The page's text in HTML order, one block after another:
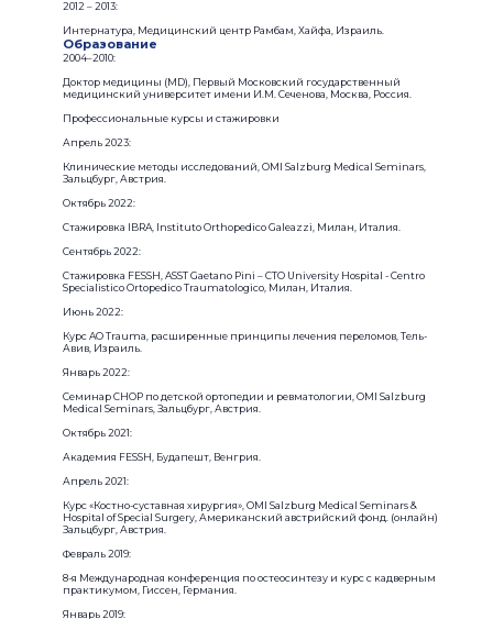
2012 – 2013:
Интернатура, Медицинский центр Рамбам, Хайфа, Израиль.
Образование
2004–2010:
Доктор медицины (MD), Первый Московский государственный
медицинский университет имени И.М. Сеченова, Москва, Россия.
Профессиональные курсы и стажировки
Апрель 2023:
Клинические методы исследований, OMI Salzburg Medical Seminars,
Зальцбург, Австрия.
Октябрь 2022:
Стажировка IBRA, Instituto Orthopedico Galeazzi, Милан, Италия.
Сентябрь 2022:
Стажировка FESSH, ASST Gaetano Pini – CTO University Hospital - Centro
Specialistico Ortopedico Traumatologico, Милан, Италия.
Июнь 2022:
Курс AO Trauma, расширенные принципы лечения переломов, Тель-
Авив, Израиль.
Январь 2022:
Семинар CHOP по детской ортопедии и ревматологии, OMI Salzburg
Medical Seminars, Зальцбург, Австрия.
Октябрь 2021:
Академия FESSH, Будапешт, Венгрия.
Апрель 2021:
Курс «Костно-суставная хирургия», OMI Salzburg Medical Seminars &
Hospital of Special Surgery, Американский австрийский фонд. (онлайн)
Зальцбург, Австрия.
Февраль 2019:
8-я Международная конференция по остеосинтезу и курс с кадверным
практикумом, Гиссен, Германия.
Январь 2019: